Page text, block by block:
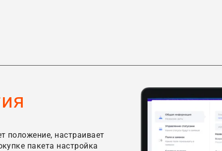
положение, настраивает
пакета настройка